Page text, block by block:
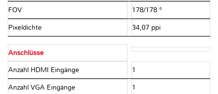
FOV 178/178 °
Pixeldichte 34,07 ppi
Anschlüsse
Anzahl HDMI Eingänge 1
Anzahl VGA Eingänge 1